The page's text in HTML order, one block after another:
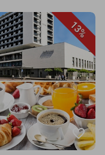
13%
favorite_border